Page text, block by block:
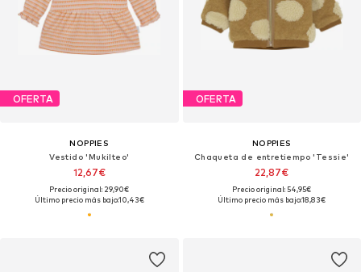
OFERTA
NOPPIES
Vestido 'Mukilteo'
12,67€
Precio original: 29,90€
Último precio más bajo:10,43€
OFERTA
NOPPIES
Chaqueta de entretiempo 'Tessie'
22,87€
Precio original: 54,95€
Último precio más bajo:18,83€